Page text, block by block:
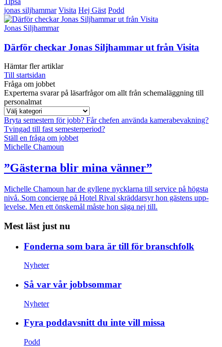
jonas siljhammar Visita Hej Gäst Podd
Jonas Siljhammar
Därför checkar Jonas Siljhammar ut från Visita
Hämtar fler artiklar
Till startsidan
Fråga om jobbet
Experterna svarar på läsarfrågor om allt från schemaläggning till
personalmat
Bryta semestern för jobb? Får chefen använda kamerabevakning?
Tvingad till fast semesterperiod?
Ställ en fråga om jobbet
Michelle Chamoun
”Gästerna blir mina vänner”
Michelle Chamoun har de gyllene nycklarna till service på högsta
nivå. Som concierge på Hotel Rival skräddarsyr hon gästens upp­
levelse. Men ett önskemål måste hon säga nej till.
Mest läst just nu
Fonderna som bara är till för branschfolk
Nyheter
Så var vår jobbsommar
Nyheter
Fyra poddavsnitt du inte vill missa
Podd